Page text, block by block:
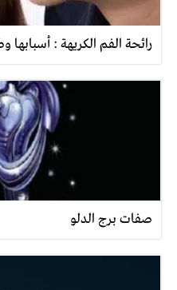
رائحة الفم الكريهة :
صفات برج الدلو